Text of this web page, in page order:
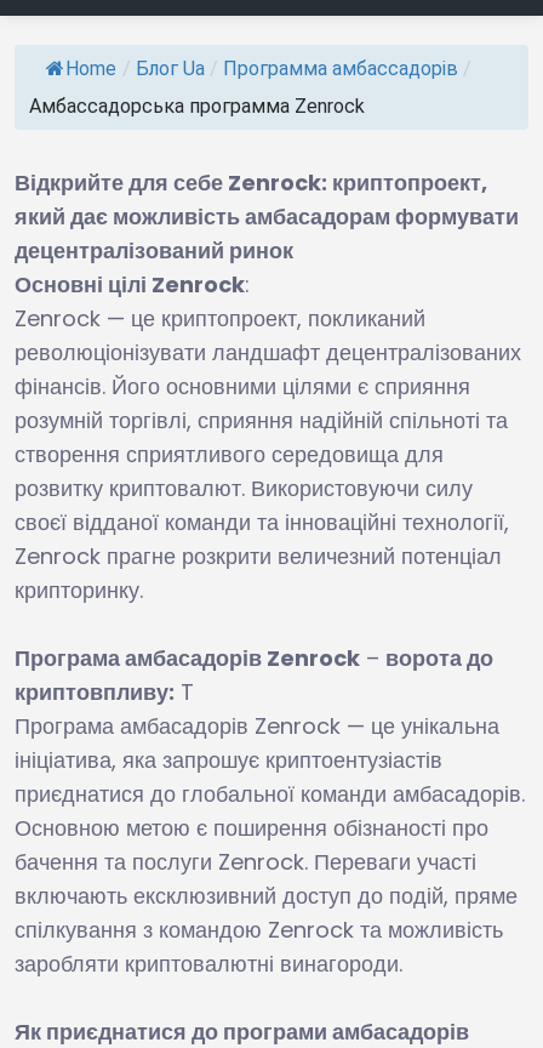
Home / Блог Ua / Программа амбассадорів /
Амбассадорська программа Zenrock
Відкрийте для себе Zenrock: криптопроект,
який дає можливість амбасадорам формувати
децентралізований ринок
Основні цілі Zenrock:
Zenrock — це криптопроект, покликаний
революціонізувати ландшафт децентралізованих
фінансів. Його основними цілями є сприяння
розумній торгівлі, сприяння надійній спільноті та
створення сприятливого середовища для
розвитку криптовалют. Використовуючи силу
своєї відданої команди та інноваційні технології,
Zenrock прагне розкрити величезний потенціал
крипторинку.
Програма амбасадорів Zenrock – ворота до
криптовпливу: T
Програма амбасадорів Zenrock — це унікальна
ініціатива, яка запрошує криптоентузіастів
приєднатися до глобальної команди амбасадорів.
Основною метою є поширення обізнаності про
бачення та послуги Zenrock. Переваги участі
включають ексклюзивний доступ до подій, пряме
спілкування з командою Zenrock та можливість
заробляти криптовалютні винагороди.
Як приєднатися до програми амбасадорів